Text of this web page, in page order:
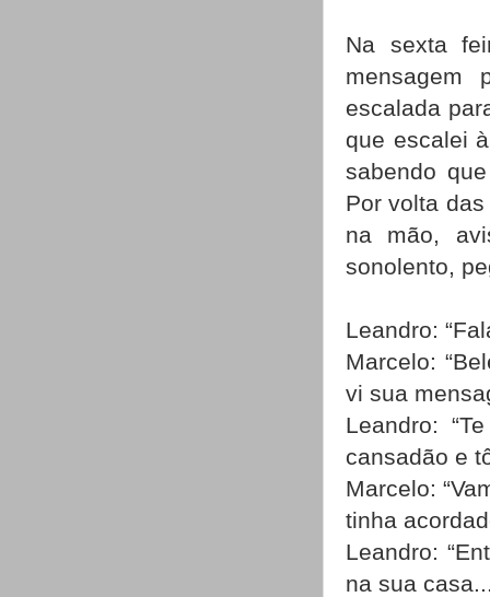
Na sexta
mensagem
escalada
que escalei
sabendo
Por volta
na mão,
sonolento,
Leandro:
Marcelo:
vi sua
Leandro:
cansadão e
Marcelo:
tinha
Leandro:
na sua